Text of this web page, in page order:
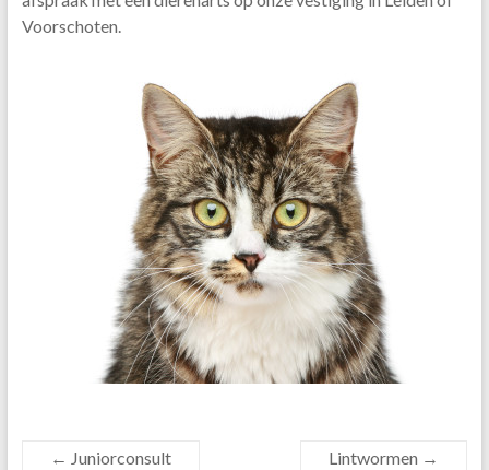
Voorschoten.
← Juniorconsult Lintwormen →